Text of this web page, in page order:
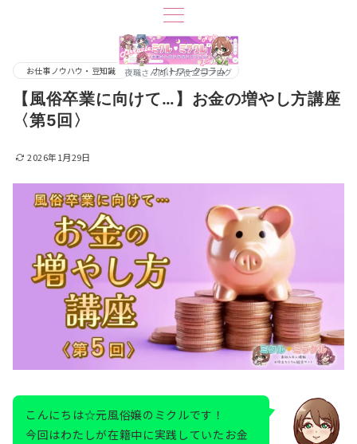
夜職さん向けお役立ちブログ
お仕事ノウハウ・豆知識 ナイトワークコラム
【風俗卒業に向けて…】お金の増やし方講座
〈第5回〉
2026年1月29日
こんにちは☆元風俗嬢のミクルです！
今回はわたしが在籍中に実践していたお金